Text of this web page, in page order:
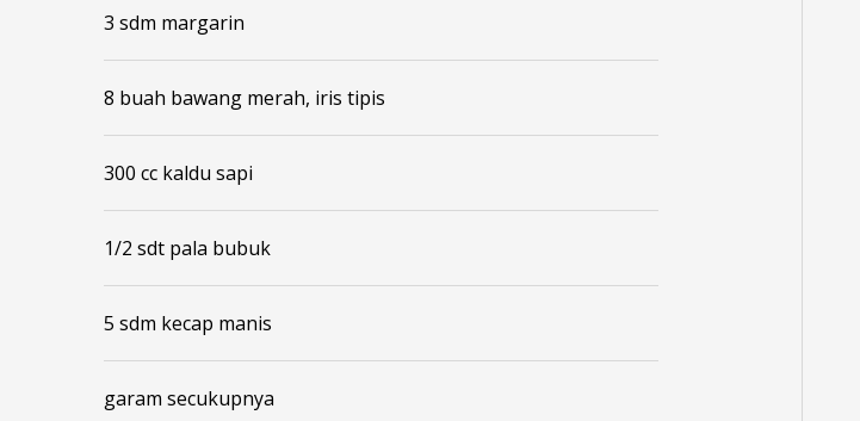
3 sdm margarin
8 buah bawang merah, iris tipis
300 cc kaldu sapi
1/2 sdt pala bubuk
5 sdm kecap manis
garam secukupnya